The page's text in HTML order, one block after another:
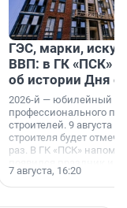
ГЭС, марки,
ВВП: в ГК «ПСК»
об истории Дня
2026-й — юбилейный
профессионального
строителей. 9 августа
строителя будет
раз. В ГК «ПСК»
поменялась роль
7 августа, 16:20